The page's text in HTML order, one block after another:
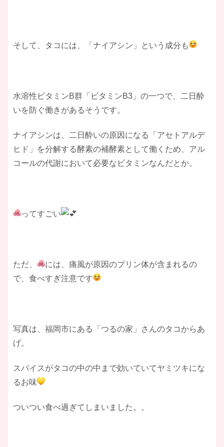
そして、タコには、「ナイアシン」という成分も
水溶性ビタミンB群「ビタミンB3」の一つで、二日酔
いを防ぐ働きがあるそうです。
ナイアシンは、二日酔いの原因になる「アセトアルデ
ヒド」を分解する酵素の補酵素として働くため、アル
コールの代謝において必要なビタミンなんだとか。
ってすごい
ただ、
には、痛風が原因のプリン体が含まれるの
で、食べすぎ注意です
写真は、福岡市にある「つるの家」さんのタコからあ
げ。
スパイスがタコの中の中まで効いていてヤミツキにな
るお味
ついつい食べ過ぎてしまいました。。